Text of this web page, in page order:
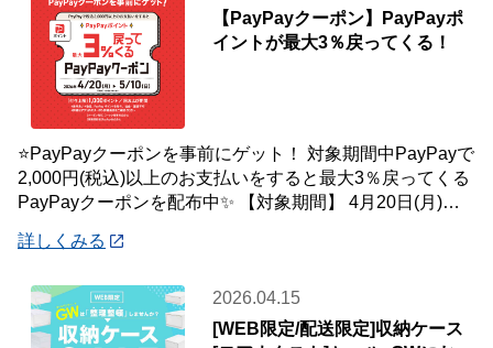
【PayPayクーポン】PayPayポ
イントが最大3％戻ってくる！
⭐PayPayクーポンを事前にゲット！ 対象期間中PayPayで
2,000円(税込)以上のお支払いをすると最大3％戻ってくる
PayPayクーポンを配布中✨ 【対象期間】 4月20日(月)～5
詳しくみる
2026.04.15
[WEB限定/配送限定]収納ケース